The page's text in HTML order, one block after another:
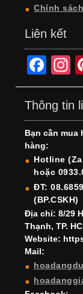
Chính
Liên kết
F
a
c
e
b
o
o
k
a
a
Thông tin
Bạn cần
hàng:
Hotline
hoặc
ĐT:
(BP.CSKH)
Địa chỉ: 8/29
Thạnh, TP.
Website:
Mail: